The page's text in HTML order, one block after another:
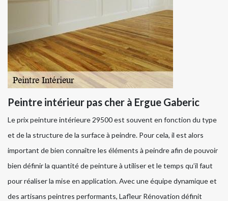
Peintre intérieur pas cher à Ergue Gaberic
Le prix peinture intérieure 29500 est souvent en fonction du type
et de la structure de la surface à peindre. Pour cela, il est alors
important de bien connaître les éléments à peindre afin de pouvoir
bien définir la quantité de peinture à utiliser et le temps qu’il faut
pour réaliser la mise en application. Avec une équipe dynamique et
des artisans peintres performants, Lafleur Rénovation définit